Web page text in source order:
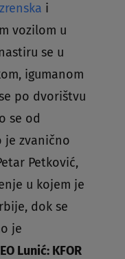
i
vozilom u
se u
igumanom
po dvorištvu
se od
je zvanično
Petković,
u kojem je
dok se
je
Lunić: KFOR